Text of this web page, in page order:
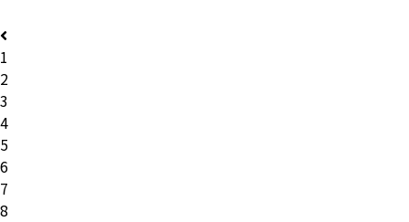
1
2
3
4
5
6
7
8